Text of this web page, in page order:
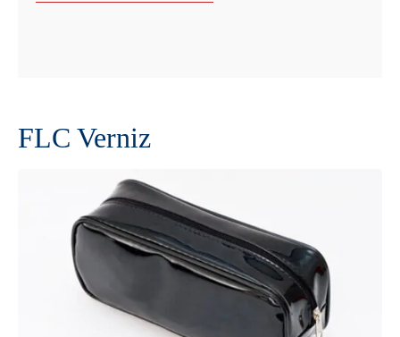
FLC Verniz